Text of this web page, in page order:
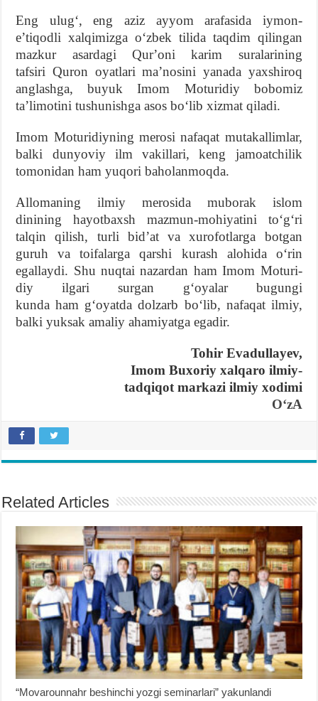
Eng ulugʻ, eng aziz ayyom arafasida iymon-
eʼtiqodli xalqimizga oʻzbek tilida taqdim qilingan
mazkur asardagi Qurʼoni karim suralarining
tafsiri Quron oyatlari maʼnosini yanada yaxshiroq
anglashga, buyuk Imom Moturidiy bobomiz
taʼlimotini tushunishga asos boʻlib xizmat qiladi.
Imom Moturidiyning merosi nafaqat mutakallimlar,
balki dunyoviy ilm vakillari, keng jamoatchilik
tomonidan ham yuqori baholanmoqda.
Allomaning ilmiy merosida muborak islom
dinining hayotbaxsh mazmun-mohiyatini toʻgʻri
talqin qilish, turli bidʼat va xurofotlarga botgan
guruh va toifalarga qarshi kurash alohida oʻrin
egallaydi. Shu nuqtai nazardan ham Imom Moturi­
diy ilgari surgan gʻoyalar bugungi
kunda ham gʻoyatda dolzarb boʻlib, nafaqat ilmiy,
balki yuksak amaliy ahamiyatga egadir.
Tohir Evadullayev,
Imom Buxoriy xalqaro ilmiy-
tadqiqot markazi ilmiy xodimi
OʻzA
Related Articles
“Movarounnahr beshinchi yozgi seminarlari” yakunlandi